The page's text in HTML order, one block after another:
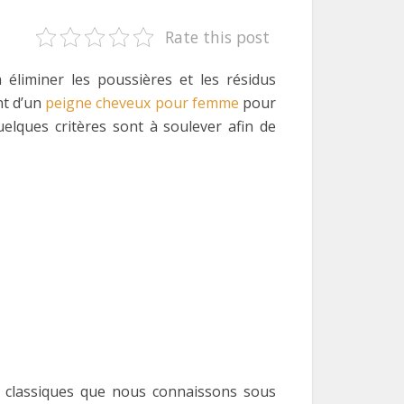
Rate this post
les poussières et les résidus
d’un peigne cheveux pour femme pour
critères sont à soulever afin de
que nous connaissons sous